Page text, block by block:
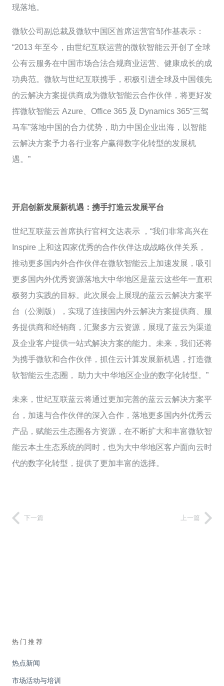
现落地。
微软公司副总裁及微软中国区首席运营官邹作基表示：
“2013 年至今，由世纪互联运营的微软智能云开创了全球
公有云服务在中国市场合法合规商业运营、健康成长的成
功典范。微软与世纪互联携手，积极引进全球及中国领先
的云解决方案提供商成为微软智能云合作伙伴，将更好发
挥微软智能云 Azure、Office 365 及 Dynamics 365“三驾
马车”落地中国的合力优势，助力中国企业出海，以智能
云解决方案予力各行业客户赢得数字化转型的发展机
遇。”
开启创新发展新机遇：携手打造云发展平台
世纪互联蓝云首席执行官柯文达表示 ，“我们非常高兴在
Inspire 上和这四家优秀的合作伙伴达成战略伙伴关系，
推动更多国内外合作伙伴在微软智能云上加速发展，吸引
更多国内外优秀资源落地大中华地区是蓝云这些年一直积
极努力实践的目标。此次展会上展现的蓝云云解决方案平
台（公测版），实现了连接国内外云解决方案提供商、服
务提供商和经销商，汇聚多方云资源，展现了蓝云为渠道
及企业客户提供一站式解决方案的能力。未来，我们还将
为携手微软和合作伙伴，抓住云计算发展新机遇，打造微
软智能云生态圈， 助力大中华地区企业的数字化转型。”
未来，世纪互联蓝云将通过更加完善的蓝云云解决方案平
台，加速与合作伙伴的深入合作，落地更多国内外优秀云
产品，赋能云生态圈各方资源，在不断扩大和丰富微软智
能云本土生态系统的同时，也为大中华地区客户面向云时
代的数字化转型，提供了更加丰富的选择。
下一篇 上一篇
热门推荐
热点新闻
市场活动与培训